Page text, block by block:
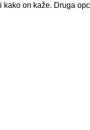
on kaže. Druga